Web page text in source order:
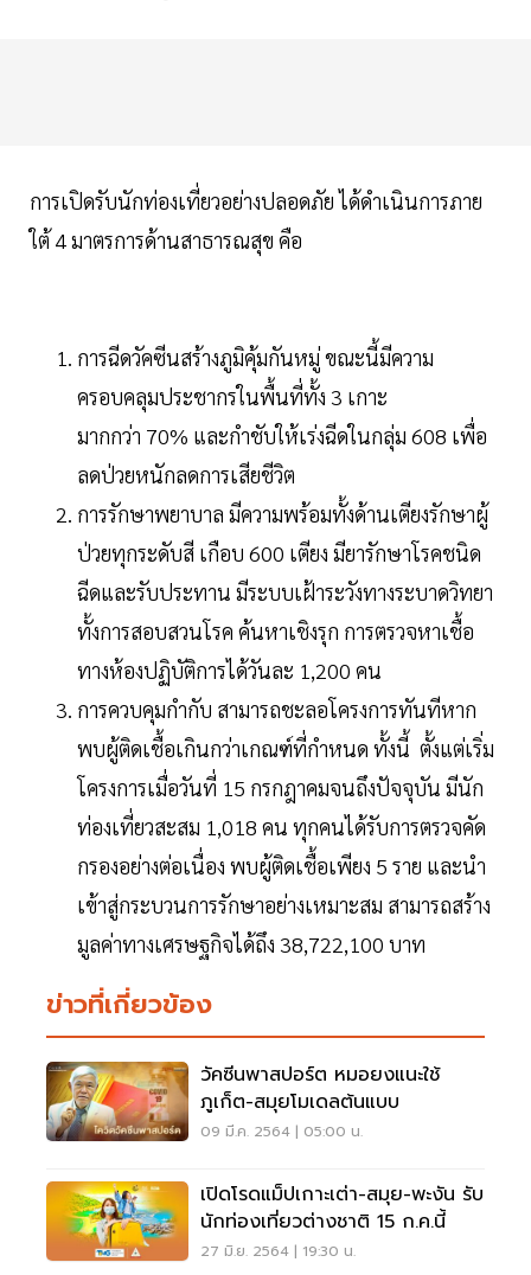
การเปิดรับนักท่องเที่ยวอย่างปลอดภัย ได้ดำเนินการภาย
ใต้ 4 มาตรการด้านสาธารณสุข คือ
การฉีดวัคซีนสร้างภูมิคุ้มกันหมู่ ขณะนี้มีความ
ครอบคลุมประชากรในพื้นที่ทั้ง 3 เกาะ
มากกว่า 70% และกำชับให้เร่งฉีดในกลุ่ม 608 เพื่อ
ลดป่วยหนักลดการเสียชีวิต
การรักษาพยาบาล มีความพร้อมทั้งด้านเตียงรักษาผู้
ป่วยทุกระดับสี เกือบ 600 เตียง มียารักษาโรคชนิด
ฉีดและรับประทาน มีระบบเฝ้าระวังทางระบาดวิทยา
ทั้งการสอบสวนโรค ค้นหาเชิงรุก การตรวจหาเชื้อ
ทางห้องปฏิบัติการได้วันละ 1,200 คน
การควบคุมกำกับ สามารถชะลอโครงการทันทีหาก
พบผู้ติดเชื้อเกินกว่าเกณฑ์ที่กำหนด ทั้งนี้ ตั้งแต่เริ่ม
โครงการเมื่อวันที่ 15 กรกฎาคมจนถึงปัจจุบัน มีนัก
ท่องเที่ยวสะสม 1,018 คน ทุกคนได้รับการตรวจคัด
กรองอย่างต่อเนื่อง พบผู้ติดเชื้อเพียง 5 ราย และนำ
เข้าสู่กระบวนการรักษาอย่างเหมาะสม สามารถสร้าง
มูลค่าทางเศรษฐกิจได้ถึง 38,722,100 บาท
ข่าวที่เกี่ยวข้อง
วัคซีนพาสปอร์ต หมอยงแนะใช้
ภูเก็ต-สมุยโมเดลต้นแบบ
09 มี.ค. 2564 | 05:00 น.
เปิดโรดแม็ปเกาะเต่า-สมุย-พะงัน รับ
นักท่องเที่ยวต่างชาติ 15 ก.ค.นี้
27 มิ.ย. 2564 | 19:30 น.